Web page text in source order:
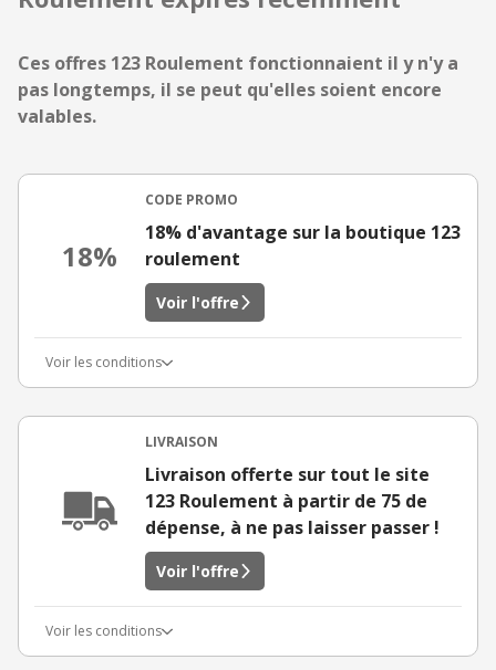
Ces offres 123 Roulement fonctionnaient il y n'y a
pas longtemps, il se peut qu'elles soient encore
valables.
18%
CODE PROMO
18% d'avantage sur la boutique 123
roulement
Voir l'offre
Voir les conditions
LIVRAISON
Livraison offerte sur tout le site
123 Roulement à partir de 75 de
dépense, à ne pas laisser passer !
Voir l'offre
Voir les conditions